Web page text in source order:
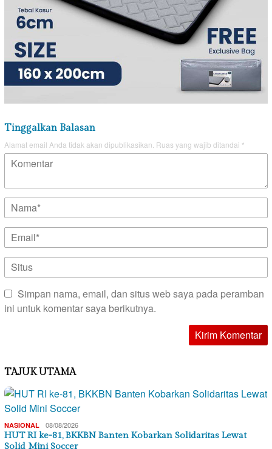
Tinggalkan Balasan
Alamat email Anda tidak akan dipublikasikan. Ruas yang wajib ditandai *
Simpan nama, email, dan situs web saya pada peramban
ini untuk komentar saya berikutnya.
TAJUK UTAMA
NASIONAL 08/08/2026
HUT RI ke-81, BKKBN Banten Kobarkan Solidaritas Lewat
Solid Mini Soccer